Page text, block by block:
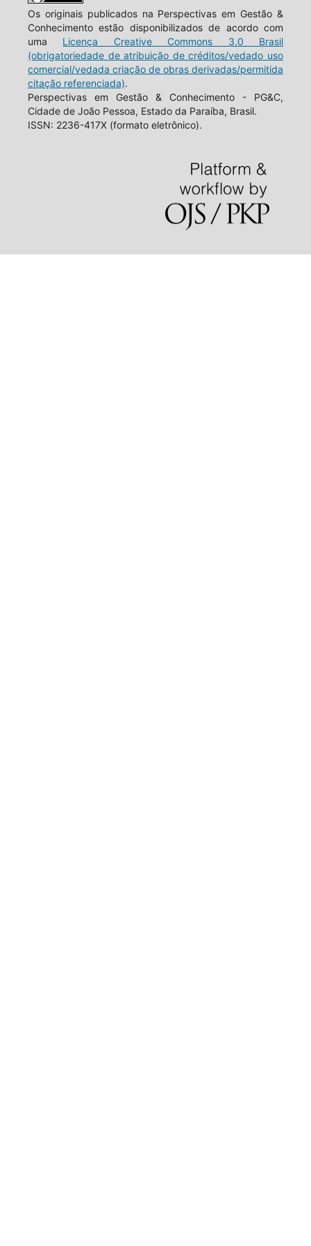
Os originais publicados na Perspectivas em Gestão &
Conhecimento estão disponibilizados de acordo com
uma Licença Creative Commons 3.0 Brasil
(obrigatoriedade de atribuição de créditos/vedado uso
comercial/vedada criação de obras derivadas/permitida
citação referenciada).
Perspectivas em Gestão & Conhecimento - PG&C,
Cidade de João Pessoa, Estado da Paraíba, Brasil.
ISSN: 2236-417X (formato eletrônico).